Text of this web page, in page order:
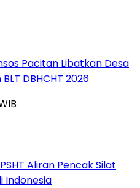
Pacitan Libatkan Desa
DBHCHT 2026
Aliran Pencak Silat
Indonesia